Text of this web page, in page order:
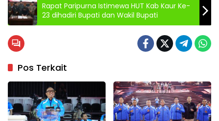
Rapat Paripurna Istimewa HUT Kab Kaur Ke-
23 dihadiri Bupati dan Wakil Bupati
Pos Terkait